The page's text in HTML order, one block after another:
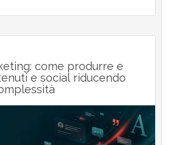
come produrre e
e social riducendo